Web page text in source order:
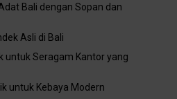
Bali dengan Sopan dan
Asli di Bali
untuk Seragam Kantor yang
untuk Kebaya Modern